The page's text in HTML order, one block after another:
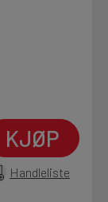
KJØP
Handleliste